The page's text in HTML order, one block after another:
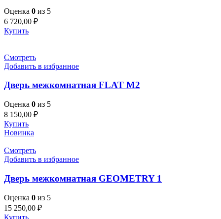
Оценка 0 из 5
6 720,00 ₽
Купить
Смотреть
Добавить в избранное
Дверь межкомнатная FLAT M2
Оценка 0 из 5
8 150,00 ₽
Купить
Новинка
Смотреть
Добавить в избранное
Дверь межкомнатная GEOMETRY 1
Оценка 0 из 5
15 250,00 ₽
Купить